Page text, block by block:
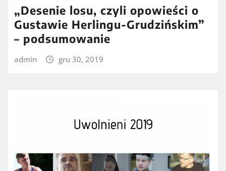
„Desenie losu, czyli opowieści o
Gustawie Herlingu-Grudzińskim”
– podsumowanie
admin gru 30, 2019